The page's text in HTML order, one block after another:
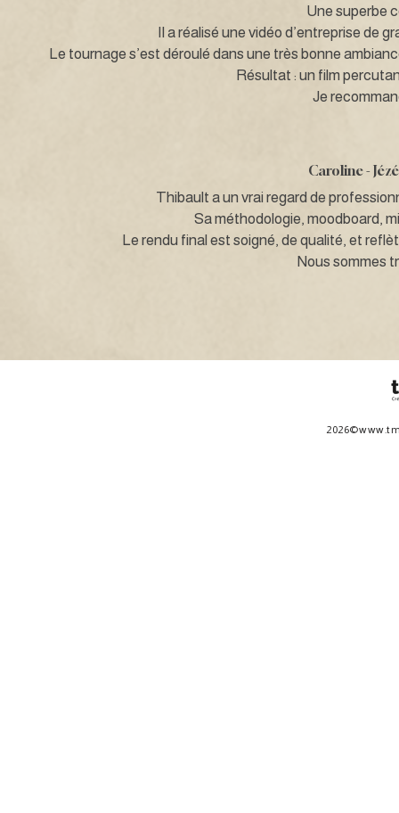
Une superbe
Il a réalisé une vidéo d’entreprise de
Le tournage s’est déroulé dans une très bonne
Résultat : un film
Je
Caroline -
Thibault a un vrai regard de
Sa méthodologie, moodboard,
Le rendu final est soigné, de qualité, et
Nous sommes
2026©